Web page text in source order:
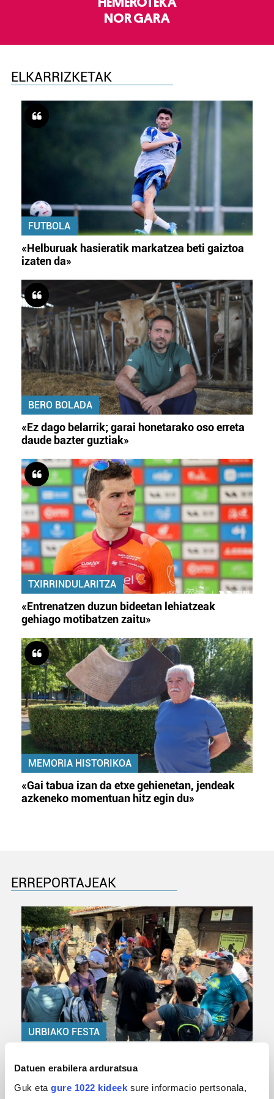
Datuen erabilera arduratsua
Guk eta gure 1022 kideek sure informacio pertsonala,
NOR GARA
ELKARRIZKETAK
FUTBOLA
«Helburuak hasieratik markatzea beti gaiztoa
izaten da»
BERO BOLADA
«Ez dago belarrik; garai honetarako oso erreta
daude bazter guztiak»
TXIRRINDULARITZA
«Entrenatzen duzun bideetan lehiatzeak
gehiago motibatzen zaitu»
MEMORIA HISTORIKOA
«Gai tabua izan da etxe gehienetan, jendeak
azkeneko momentuan hitz egin du»
ERREPORTAJEAK
URBIAKO FESTA